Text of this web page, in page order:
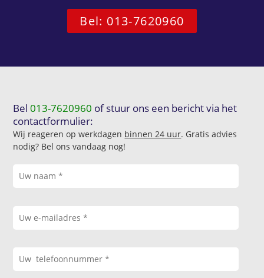
Bel: 013-7620960
Bel013-7620960 of stuur ons een bericht via het
contactformulier:
Wij reageren op werkdagen binnen 24 uur. Gratis advies
nodig? Bel ons vandaag nog!